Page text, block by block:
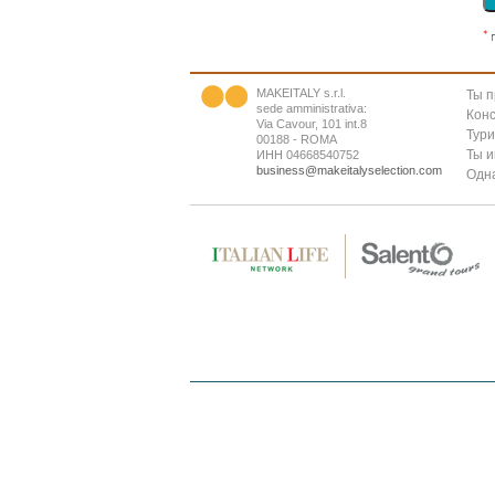
*
MAKEITALY s.r.l.
sede amministrativa:
Via Cavour, 101 int.8
00188 - ROMA
ИНН 04668540752
business@makeitalyselection.com
Ты
Ты